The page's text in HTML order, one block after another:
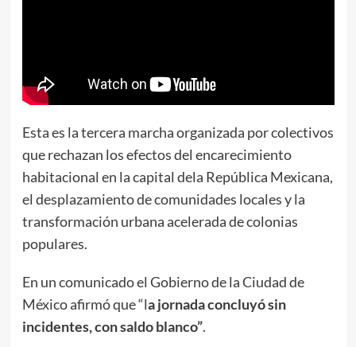
Esta es la tercera marcha organizada por colectivos
que rechazan los efectos del encarecimiento
habitacional en la capital dela República Mexicana,
el desplazamiento de comunidades locales y la
transformación urbana acelerada de colonias
populares.
En un comunicado el Gobierno de la Ciudad de
México afirmó que “la jornada concluyó sin
incidentes, con saldo blanco”.